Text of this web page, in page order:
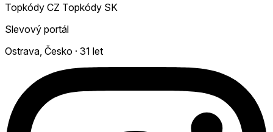
Topkódy CZ Topkódy SK
Slevový portál
Ostrava, Česko · 31 let